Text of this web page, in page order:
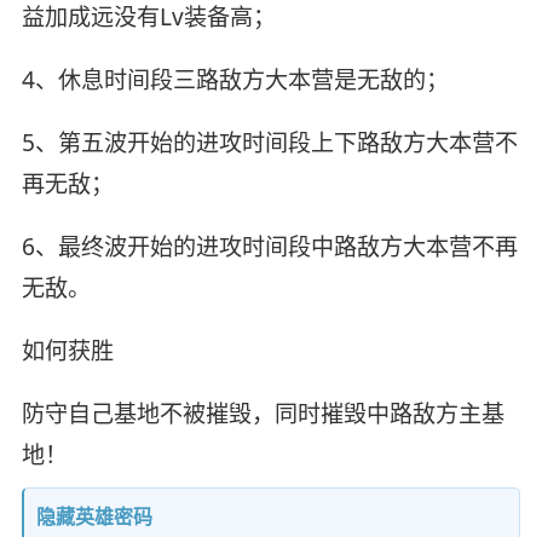
益加成远没有Lv装备高；
4、休息时间段三路敌方大本营是无敌的；
5、第五波开始的进攻时间段上下路敌方大本营不
再无敌；
6、最终波开始的进攻时间段中路敌方大本营不再
无敌。
如何获胜
防守自己基地不被摧毁，同时摧毁中路敌方主基
地！
隐藏英雄密码